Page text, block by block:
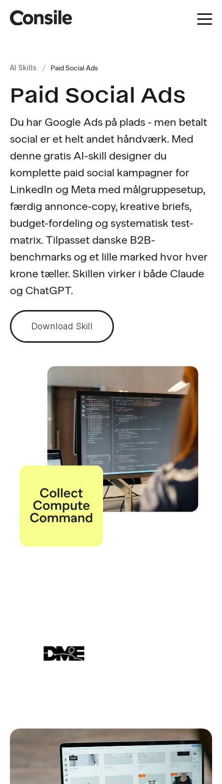
AI Skills / Paid Social Ads
Paid Social Ads
Du har Google Ads på plads - men betalt
social er et helt andet håndværk. Med
denne gratis AI-skill designer du
komplette paid social kampagner for
LinkedIn og Meta med målgruppesetup,
færdig annonce-copy, kreative briefs,
budget-fordeling og systematisk test-
matrix. Tilpasset danske B2B-
benchmarks og et lille marked hvor hver
krone tæller. Skillen virker i både Claude
og ChatGPT.
Download Skill